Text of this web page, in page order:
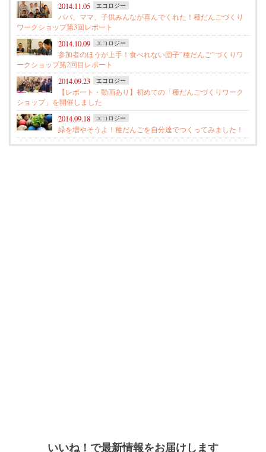
2014.11.05 エコロジー
パパ、ママ、子供みんなが喜んでくれた！種だんごづくり
ワークショップ第3回レポート
2014.10.09
エコロジー
参加者のほうが上手！食べれない団子”種だんご”づくりワ
ークショップ第2回目レポート
2014.09.23
エコロジー
【レポート・動画あり】初めての「種だんごづくりワーク
ショップ」を開催しました
2014.09.18
エコロジー
緑を増やそうよ！種だんごを自分達でつくってみました！
いいね！で最新情報をお届けします